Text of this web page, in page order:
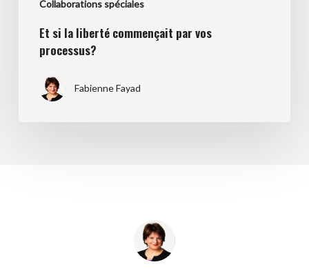
Collaborations spéciales
Et si la liberté commençait par vos
processus?
Fabienne Fayad